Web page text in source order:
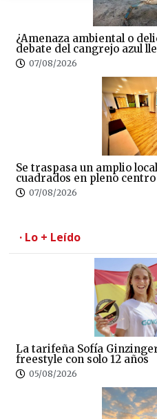
¿Amenaza ambiental o
debate del cangrejo azul
07/08/2026
Se traspasa un amplio
cuadrados en pleno
07/08/2026
· Lo + Leído
La tarifeña Sofía
freestyle con solo 12 años
05/08/2026